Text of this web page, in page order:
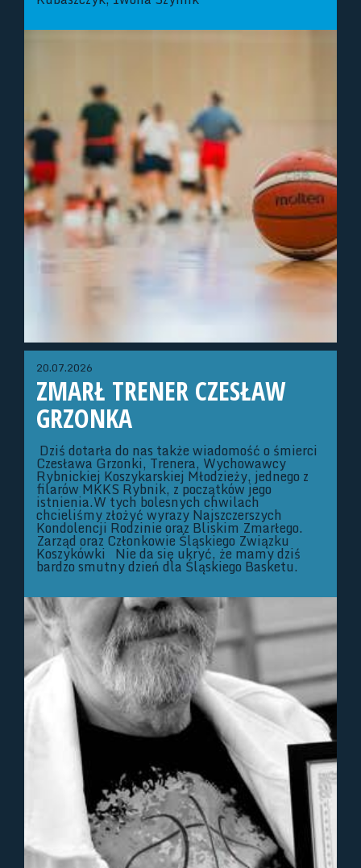
20.07.2026
ZMARŁ TRENER CZESŁAW
GRZONKA
Dziś dotarła do nas także wiadomość o śmierci
Czesława Grzonki, Trenera, Wychowawcy
Rybnickiej Koszykarskiej Młodzieży, jednego z
filarów MKKS Rybnik, z początków jego
istnienia.W tych bolesnych chwilach
chcieliśmy złożyć wyrazy Najszczerszych
Kondolencji Rodzinie oraz Bliskim Zmarłego.
Zarząd oraz Członkowie Śląskiego Związku
Koszykówki Nie da się ukryć, że mamy dziś
bardzo smutny dzień dla Śląskiego Basketu.